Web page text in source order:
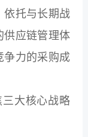
依托与长期战
供应链管理体
争力的采购成
大核心战略